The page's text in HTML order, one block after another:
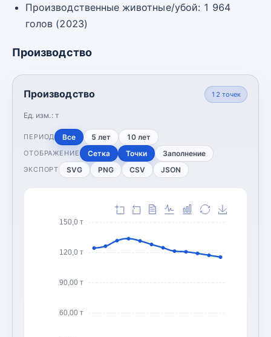
Производственные животные/убой: 1 964
голов (2023)
Производство
Производство
Ед. изм.: т
12 точек
ПЕРИОД Все 5 лет 10 лет
ОТОБРАЖЕНИЕ Сетка Точки Заполнение
ЭКСПОРТ SVG PNG CSV JSON
60,00 т
90,00 т
120,0 т
150,0 т